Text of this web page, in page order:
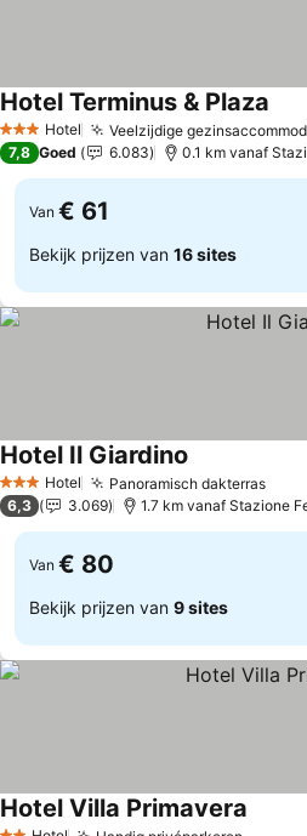
3 SterrenHotel Veelzijdige
Hotel Terminus & Plaza
7,8 Goed 6.083 0.1 km vanaf
Van € 61
Bekijk prijzen van 16 sites
3 SterrenHotel Panoramisch dakterras
Hotel Il Giardino
6,3 3.069 1.7 km vanaf Stazione
Van € 80
Bekijk prijzen van 9 sites
Hotel Villa Primavera